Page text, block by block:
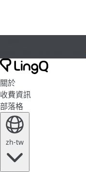
關於
收費資訊
部落格
zh-tw